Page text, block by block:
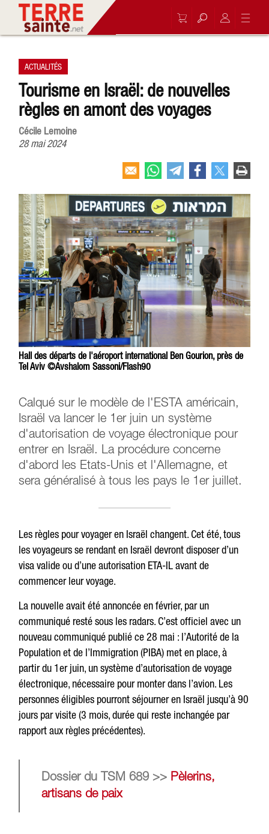
ACTUALITÉS
Tourisme en Israël: de nouvelles
règles en amont des voyages
Cécile Lemoine
28 mai 2024
Hall des départs de l'aéroport international Ben Gourion, près de
Tel Aviv ©Avshalom Sassoni/Flash90
Calqué sur le modèle de l'ESTA américain,
Israël va lancer le 1er juin un système
d'autorisation de voyage électronique pour
entrer en Israël. La procédure concerne
d'abord les Etats-Unis et l'Allemagne, et
sera généralisé à tous les pays le 1er juillet.
Les règles pour voyager en Israël changent. Cet été, tous
les voyageurs se rendant en Israël devront disposer d’un
visa valide ou d’une autorisation ETA-IL avant de
commencer leur voyage.
La nouvelle avait été annoncée en février, par un
communiqué resté sous les radars. C’est officiel avec un
nouveau communiqué publié ce 28 mai : l’Autorité de la
Population et de l’Immigration (PIBA) met en place, à
partir du 1er juin, un système d’autorisation de voyage
électronique, nécessaire pour monter dans l’avion. Les
personnes éligibles pourront séjourner en Israël jusqu’à 90
jours par visite (3 mois, durée qui reste inchangée par
rapport aux règles précédentes).
Dossier du TSM 689 >> Pèlerins,
artisans de paix